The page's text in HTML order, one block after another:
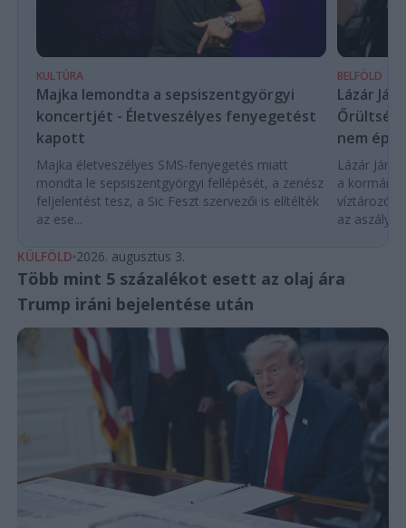
KULTÚRA
Majka lemondta a sepsiszentgyörgyi
koncertjét - Életveszélyes fenyegetést
kapott
Majka életveszélyes SMS-fenyegetés miatt
mondta le sepsiszentgyörgyi fellépését, a zenész
feljelentést tesz, a Sic Feszt szervezői is elítélték
az ese...
BELFÖLD
Lázár
Őrültség
nem
Lázár
a kormány
az
KÜLFÖLD 2026. augusztus 3.
Több mint 5 százalékot esett az olaj ára
Trump iráni bejelentése után